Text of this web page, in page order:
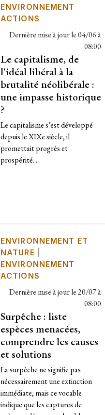
ENVIRONNEMENT
ACTIONS
Dernière mise à jour le04/06 à
08:00
Le capitalisme, de
l'idéal libéral à la
brutalité néolibérale :
une impasse historique
?
Le capitalisme s’est développé
depuis le XIXe siècle, il
promettait progrès et
prospérité....
ENVIRONNEMENT ET
NATURE
ENVIRONNEMENT
ACTIONS
Dernière mise à jour le20/07 à
08:00
Surpêche : liste
espèces menacées,
comprendre les causes
et solutions
La surpêche ne signifie pas
nécessairement une extinction
immédiate, mais ce vocable
indique que les captures de